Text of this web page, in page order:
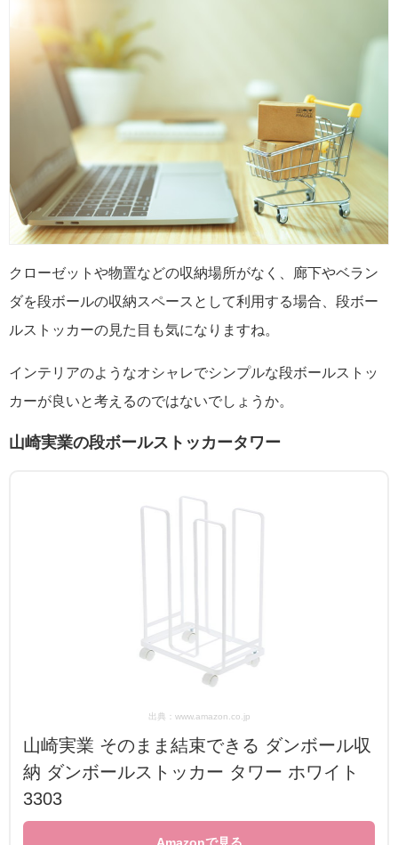
クローゼットや物置などの収納場所がなく、廊下やベラン
ダを段ボールの収納スペースとして利用する場合、段ボー
ルストッカーの見た目も気になりますね。
インテリアのようなオシャレでシンプルな段ボールストッ
カーが良いと考えるのではないでしょうか。
山崎実業の段ボールストッカータワー
出典：www.amazon.co.jp
山崎実業 そのまま結束できる ダンボール収
納 ダンボールストッカー タワー ホワイト
3303